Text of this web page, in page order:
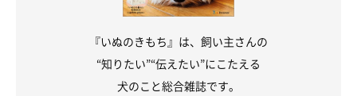
『いぬのきもち』は、飼い主さんの
“知りたい”“伝えたい”にこたえる
犬のこと総合雑誌です。